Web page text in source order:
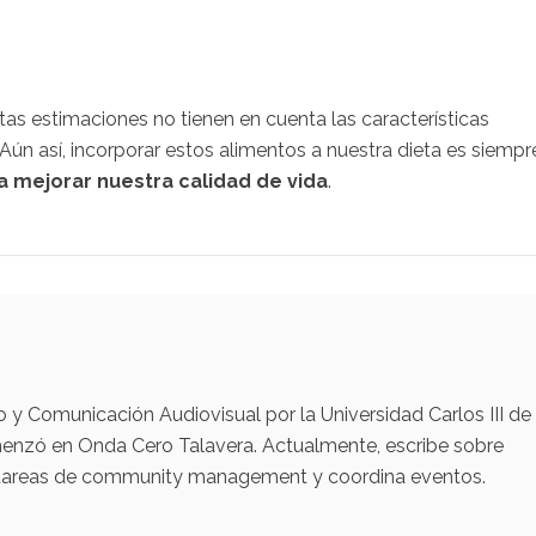
estimaciones no tienen en cuenta las características
así, incorporar estos alimentos a nuestra dieta es
mejorar nuestra calidad de vida.
Comunicación Audiovisual por la Universidad Carlos III de
en Onda Cero Talavera. Actualmente, escribe sobre
de community management y coordina eventos.